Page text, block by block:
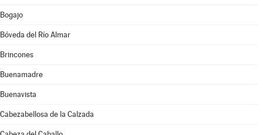
Bogajo
Bóveda del Río Almar
Brincones
Buenamadre
Buenavista
Cabezabellosa de la Calzada